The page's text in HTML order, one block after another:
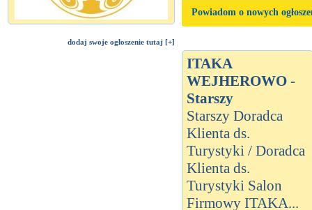
dodaj swoje ogłoszenie tutaj [+]
Powiadom o nowych
ITAKA
WEJHEROWO -
Starszy
Starszy Doradca
Klienta ds.
Turystyki / Doradca
Klienta ds.
Turystyki Salon
Firmowy ITAKA...